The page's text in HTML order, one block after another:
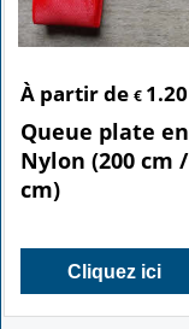
À partir de € 1.20
Queue plate
Nylon (200 cm
cm)
Cliquez ici